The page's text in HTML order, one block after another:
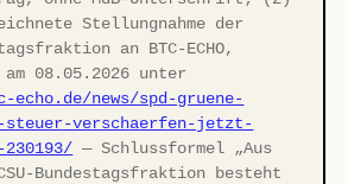
Stellungnahme der
an BTC-ECHO,
08.05.2026 unter
echo.de/news/spd-gruene-
verschaerfen-jetzt-
— Schlussformel „Aus
Bundestagsfraktion besteht